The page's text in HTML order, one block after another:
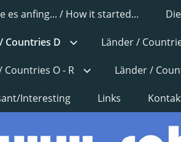
es anfing... / How it started...
Countries D Länder /
Countries O - R Länder /
Interesting Links